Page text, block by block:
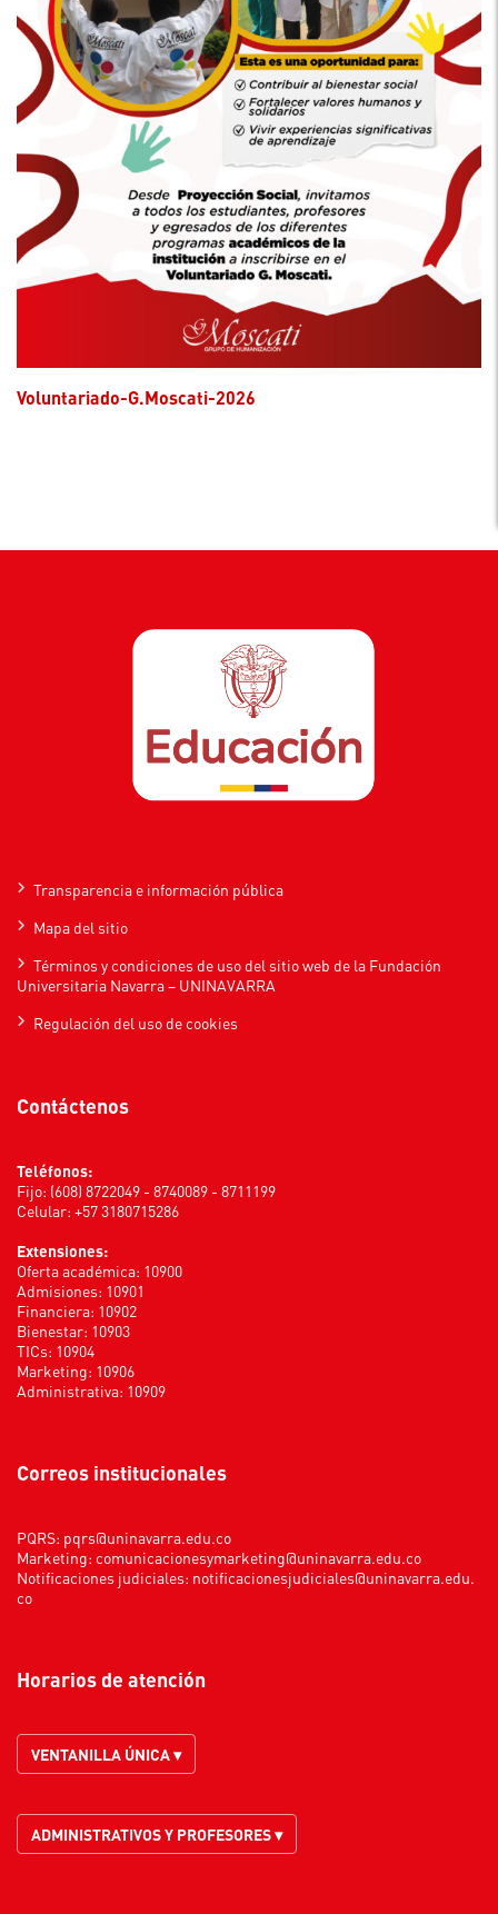
Voluntariado-G.Moscati-2026
Transparencia e información pública
Mapa del sitio
Términos y condiciones de uso del sitio web de la Fundación
Universitaria Navarra – UNINAVARRA
Regulación del uso de cookies
Contáctenos
Teléfonos:
Fijo: (608) 8722049 - 8740089 - 8711199
Celular: +57 3180715286
Extensiones:
Oferta académica: 10900
Admisiones: 10901
Financiera: 10902
Bienestar: 10903
TICs: 10904
Marketing: 10906
Administrativa: 10909
Correos institucionales
PQRS: pqrs@uninavarra.edu.co
Marketing: comunicacionesymarketing@uninavarra.edu.co
Notificaciones judiciales: notificacionesjudiciales@uninavarra.edu.
co
Horarios de atención
VENTANILLA ÚNICA ▾
ADMINISTRATIVOS Y PROFESORES ▾